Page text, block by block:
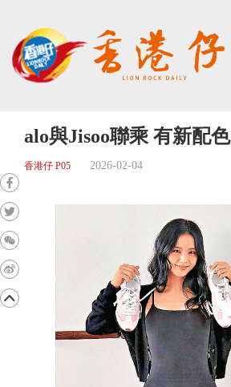
alo與Jisoo聯乘 有新配色
香港仔 P05 2026-02-04